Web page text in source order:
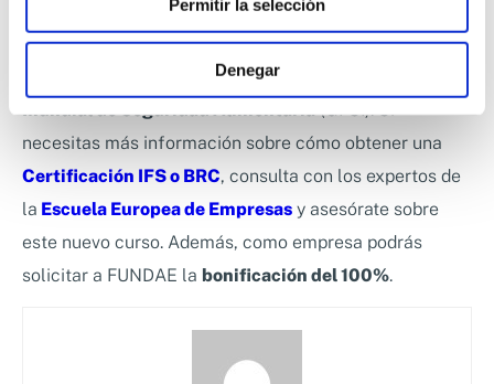
Permitir la selección
Denegar
La certificación IFS y BRC te ayudará a cumplir con las
expectativas de los consumidores y de minoristas,
contando con la normativareconocida por la Iniciativa
Mundial de Seguridad Alimentaria(GFSI). Si
necesitas más información sobre cómo obtener una
Certificación IFS o BRC, consulta con los expertos de
la Escuela Europea de Empresas y asesórate sobre
este nuevo curso. Además, como empresa podrás
solicitar a FUNDAE la bonificación del 100%.